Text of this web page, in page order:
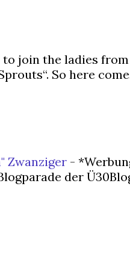
to join the ladies
So here
Zwanziger -
der